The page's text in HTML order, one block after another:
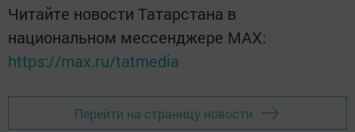
Читайте новости Татарстана в
национальном мессенджере MАХ:
https://max.ru/tatmedia
Перейти на страницу новости